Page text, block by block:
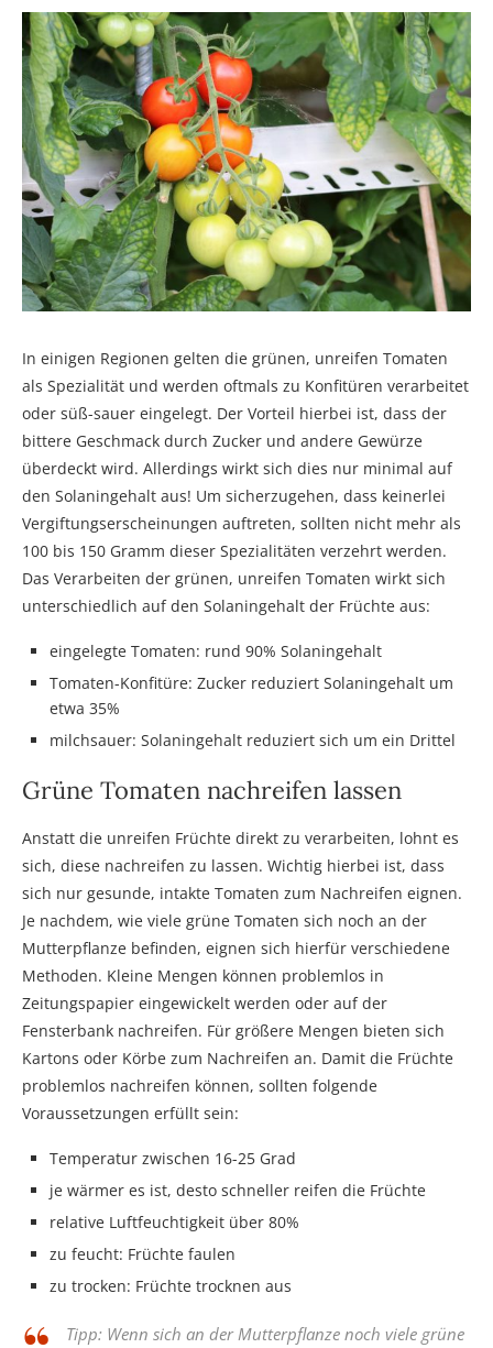
In einigen Regionen gelten die grünen, unreifen Tomaten
als Spezialität und werden oftmals zu Konfitüren verarbeitet
oder süß-sauer eingelegt. Der Vorteil hierbei ist, dass der
bittere Geschmack durch Zucker und andere Gewürze
überdeckt wird. Allerdings wirkt sich dies nur minimal auf
den Solaningehalt aus! Um sicherzugehen, dass keinerlei
Vergiftungserscheinungen auftreten, sollten nicht mehr als
100 bis 150 Gramm dieser Spezialitäten verzehrt werden.
Das Verarbeiten der grünen, unreifen Tomaten wirkt sich
unterschiedlich auf den Solaningehalt der Früchte aus:
eingelegte Tomaten: rund 90% Solaningehalt
Tomaten-Konfitüre: Zucker reduziert Solaningehalt um
etwa 35%
milchsauer: Solaningehalt reduziert sich um ein Drittel
Grüne Tomaten nachreifen lassen
Anstatt die unreifen Früchte direkt zu verarbeiten, lohnt es
sich, diese nachreifen zu lassen. Wichtig hierbei ist, dass
sich nur gesunde, intakte Tomaten zum Nachreifen eignen.
Je nachdem, wie viele grüne Tomaten sich noch an der
Mutterpflanze befinden, eignen sich hierfür verschiedene
Methoden. Kleine Mengen können problemlos in
Zeitungspapier eingewickelt werden oder auf der
Fensterbank nachreifen. Für größere Mengen bieten sich
Kartons oder Körbe zum Nachreifen an. Damit die Früchte
problemlos nachreifen können, sollten folgende
Voraussetzungen erfüllt sein:
Temperatur zwischen 16-25 Grad
je wärmer es ist, desto schneller reifen die Früchte
relative Luftfeuchtigkeit über 80%
zu feucht: Früchte faulen
zu trocken: Früchte trocknen aus
Tipp: Wenn sich an der Mutterpflanze noch viele grüne